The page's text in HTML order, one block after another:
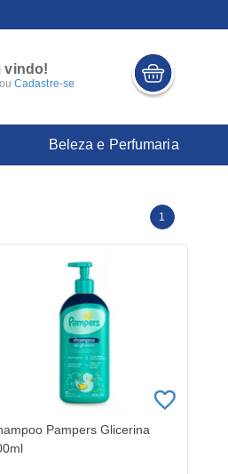
vindo!
ou Cadastre-se
Beleza e Perfumaria
1
Pampers Glicerina